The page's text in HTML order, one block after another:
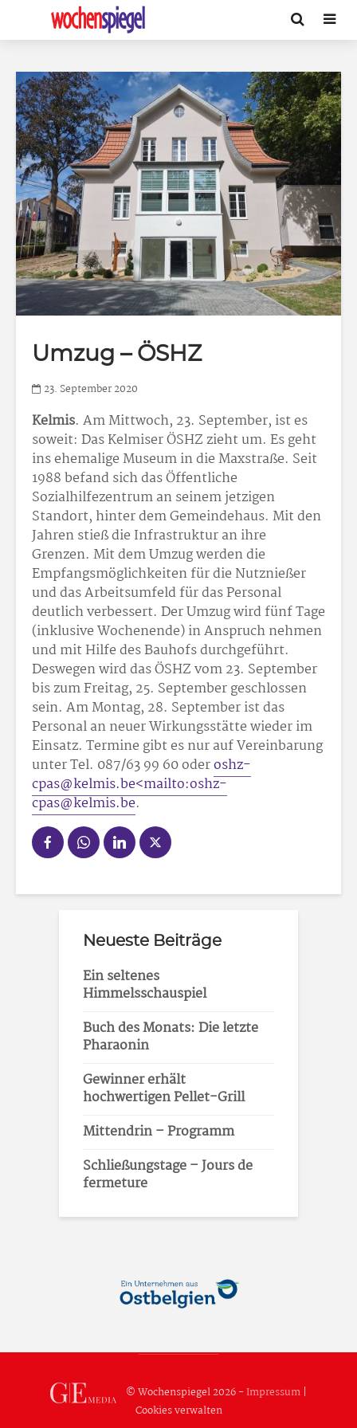
Umzug – ÖSHZ
23. September 2020
Kelmis. Am Mittwoch, 23. September, ist es
soweit: Das Kelmiser ÖSHZ zieht um. Es geht
ins ehemalige Museum in die Maxstraße. Seit
1988 befand sich das Öffentliche
Sozialhilfezentrum an seinem jetzigen
Standort, hinter dem Gemeindehaus. Mit den
Jahren stieß die Infrastruktur an ihre
Grenzen. Mit dem Umzug werden die
Empfangsmöglichkeiten für die Nutznießer
und das Arbeitsumfeld für das Personal
deutlich verbessert. Der Umzug wird fünf Tage
(inklusive Wochenende) in Anspruch nehmen
und mit Hilfe des Bauhofs durchgeführt.
Deswegen wird das ÖSHZ vom 23. September
bis zum Freitag, 25. September geschlossen
sein. Am Montag, 28. September ist das
Personal an neuer Wirkungsstätte wieder im
Einsatz. Termine gibt es nur auf Vereinbarung
unter Tel. 087/63 99 60 oderoshz-
cpas@kelmis.be<mailto:oshz-
cpas@kelmis.be.
Neueste Beiträge
Ein seltenes
Himmelsschauspiel
Buch des Monats: Die letzte
Pharaonin
Gewinner erhält
hochwertigen Pellet-Grill
Mittendrin – Programm
Schließungstage – Jours de
fermeture
© Wochenspiegel 2026 -Impressum|
Cookies verwalten